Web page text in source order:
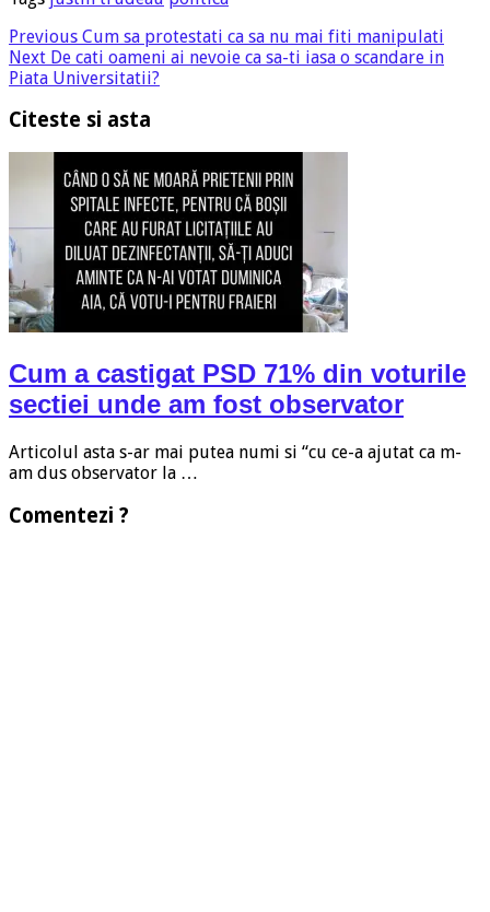
Previous Cum sa protestati ca sa nu mai fiti manipulati
Next De cati oameni ai nevoie ca sa-ti iasa o scandare in
Piata Universitatii?
Citeste si asta
Cum a castigat PSD 71% din voturile
sectiei unde am fost observator
Articolul asta s-ar mai putea numi si “cu ce-a ajutat ca m-
am dus observator la …
Comentezi ?